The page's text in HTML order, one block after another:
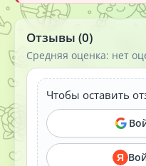
Отзывы (0)
Средняя оценка: нет
Чтобы оставить
Я